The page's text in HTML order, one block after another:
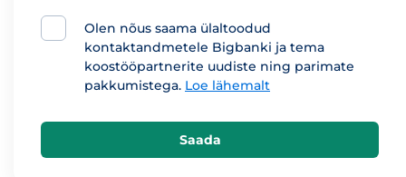
Olen nõus saama ülaltoodud
kontaktandmetele Bigbanki ja tema
koostööpartnerite uudiste ning parimate
pakkumistega. Loe lähemalt
Saada